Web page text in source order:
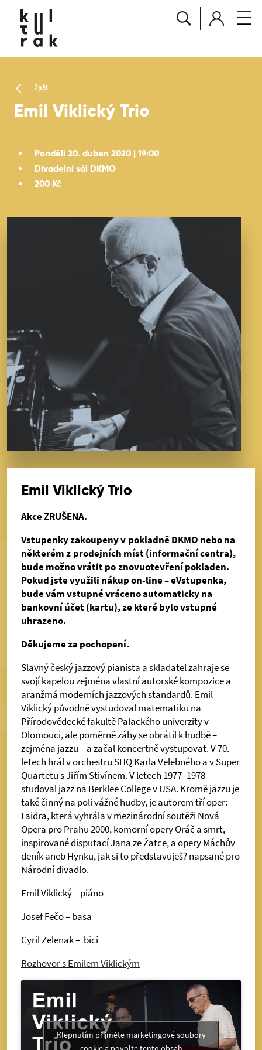
Zpět
Emil Viklický Trio
Pondělí 20. duben 2020 | 19:00
Divadelní sál DKMO
200 Kč
Emil Viklický Trio
Akce ZRUŠENA.
Vstupenky zakoupeny v pokladně DKMO nebo na
některém z prodejních míst (informační centra),
bude možno vrátit po znovuotevření pokladen.
Pokud jste využili nákup on-line – eVstupenka,
bude vám vstupné vráceno automaticky na
bankovní účet (kartu), ze které bylo vstupné
uhrazeno.
Děkujeme za pochopení.
Slavný český jazzový pianista a skladatel zahraje se
svojí kapelou zejména vlastní autorské kompozice a
aranžmá moderních jazzových standardů. Emil
Viklický původně vystudoval matematiku na
Přírodovědecké fakultě Palackého univerzity v
Olomouci, ale poměrně záhy se obrátil k hudbě –
zejména jazzu – a začal koncertně vystupovat. V 70.
letech hrál v orchestru SHQ Karla Velebného a v Super
Quartetu s Jiřím Stivínem. V letech 1977–1978
studoval jazz na Berklee College v USA. Kromě jazzu je
také činný na poli vážné hudby, je autorem tří oper:
Faidra, která vyhrála v mezinárodní soutěži Nová
Opera pro Prahu 2000, komorní opery Oráč a smrt,
inspirované disputací Jana ze Žatce, a opery Máchův
deník aneb Hynku, jak si to představuješ? napsané pro
Národní divadlo.
Emil Viklický – piáno
Josef Fečo – basa
Cyril Zelenak – bicí
Rozhovor s Emilem Viklickým
Klepnutím přijměte marketingové soubory